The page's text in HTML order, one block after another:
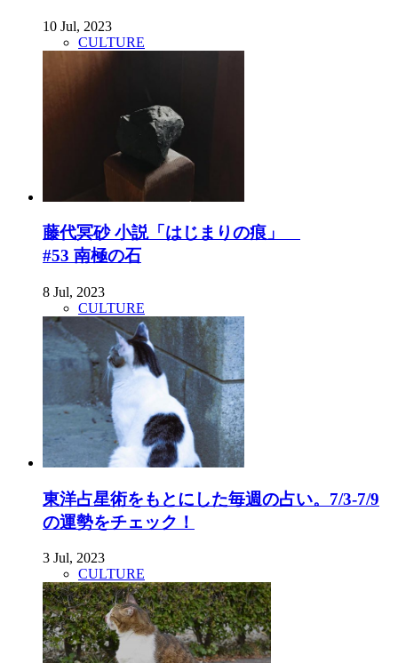
10 Jul, 2023
CULTURE
藤代冥砂 小説「はじまりの痕」
#53 南極の石
8 Jul, 2023
CULTURE
東洋占星術をもとにした毎週の占い。7/3-7/9
の運勢をチェック！
3 Jul, 2023
CULTURE